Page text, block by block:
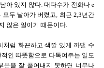
아 있지 않다. 대다수가 전화나 e
두 날아가 버렸고, 최근 2,3년간
않은 일이기 때문이다.
처럼 화끈하고 색깔 있게 까댈 수
인 따뜻함으로 다독여주는 일도
분을 잘 풀어내지 못하면 너무나